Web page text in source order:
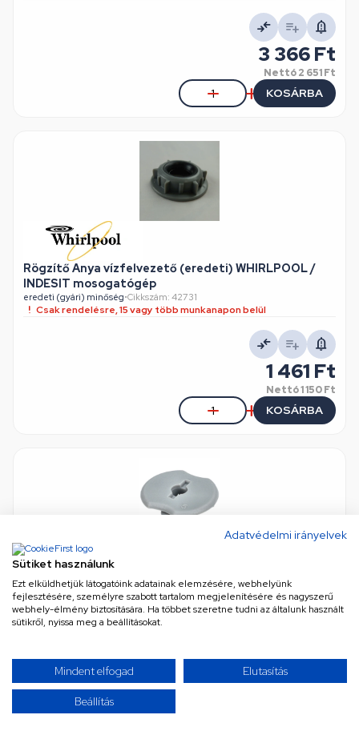
Adatvédelmi irányelvek
Sütiket használunk
Ezt elküldhetjük látogatóink adatainak elemzésére, webhelyünk
fejlesztésére, személyre szabott tartalom megjelenítésére és nagyszerű
webhely-élmény biztosítására. Ha többet szeretne tudni az általunk használt
sütikről, nyissa meg a beállításokat.
Mindent elfogad Elutasítás
Beállítás
3 366 Ft
Nettó2 651 Ft
KOSÁRBA
Rögzítő Anya vízfelvezető (eredeti) WHIRLPOOL /
INDESIT mosogatógép
eredeti (gyári) minőség•Cikkszám: 42731
Csak rendelésre, 15 vagy több munkanapon belül
1 461 Ft
Nettó1 150 Ft
KOSÁRBA
Rögzítő csavar (eredeti) INDESIT mosogatógép
eredeti (gyári) minőség •Cikkszám: 39966
Csak rendelésre, 15 vagy több munkanapon belül
775 Ft